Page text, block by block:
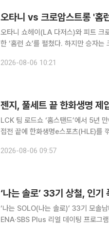
오타니 vs 크로암스트롱 '
오타니 쇼헤이(LA 다저스)와 피트 크
한 ‘홈런 쇼’를 펼쳤다. 하지만 승자
카고 리글리필드에서 열린 2026
2026-08-06 10:21
젠지, 풀세트 끝 한화생명
LCK 팀 로드쇼 ‘홈스탠드’에서 5년
접전 끝에 한화생명e스포츠(HLE)를
는 5일 서울 종로구 치지직 롤파크에
2026-08-06 09:57
‘나는 솔로’ 33기 상철, 인
‘나는 SOLO(나는 솔로)’ 33기 모솔남녀
ENA·SBS Plus 리얼 데이팅 프로그